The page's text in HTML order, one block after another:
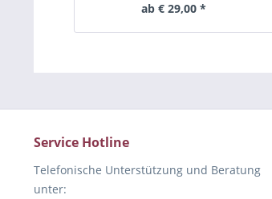
ab € 29,00 *
Service Hotline
Telefonische Unterstützung und Beratung
unter: